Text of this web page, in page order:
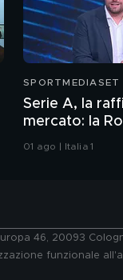
SPORTMEDIASET
Serie A, la
mercato: la
un colpo
01 ago | Italia 1
46, 20093
funzionale